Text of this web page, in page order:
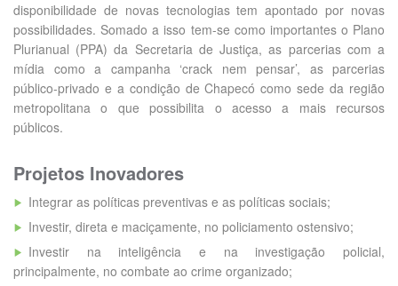
disponibilidade de novas tecnologias tem apontado por novas
possibilidades. Somado a isso tem-se como importantes o Plano
Plurianual (PPA) da Secretaria de Justiça, as parcerias com a
mídia como a campanha ‘crack nem pensar’, as parcerias
público-privado e a condição de Chapecó como sede da região
metropolitana o que possibilita o acesso a mais recursos
públicos.
Projetos Inovadores
Integrar as políticas preventivas e as políticas sociais;
Investir, direta e maciçamente, no policiamento ostensivo;
Investir na inteligência e na investigação policial,
principalmente, no combate ao crime organizado;